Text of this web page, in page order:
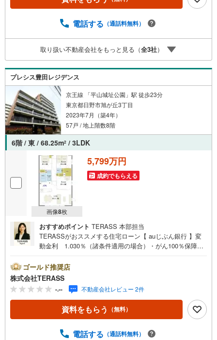
けます。10～20、30年後のリフォーム、保険やローンの見
ご提供いたします。◆FPによるライフサポート◆専属ファ
運用・相続など幅広くアドバイスいたします。ご契約前後
を問わず、安心してご利用いただけます。◆安心の環境◆
無料駐車場、キッズスペースを完備し、ご家族でのご来店
も安心です。の体制で皆様の住まい探しをサポートいたし
ます。
電話する （通話料無料）
取り扱い不動産会社をもっと見る（全3社）
プレシス豊田レジデンス
京王線 「平山城址公園」駅 徒歩23分
東京都日野市旭が丘3丁目
2023年7月（築4年）
57戸 / 地上階数8階
6階 / 東 / 68.25m2 / 3LDK
画像8枚
5,799万円
成約でもらえる
おすすめポイント TERASS 本部担当
TERASSがおススメする住宅ローン【 auじぶん銀行 】変
動金利 1.030％（諸条件適用の場合）・がん100％保障団
能！・諸費用も、物件価格の10％までは融資可能！※2026
年8月現在■特快停車駅のJR中央本線「豊田」駅まで徒歩12
分■コンビニまで徒歩1分、イオンモール多摩平の森まで徒
歩14分■全居室採光有（LDと洋室1室は2面採光）■LDが見
渡せる対面式キッチン■遮音効果の高い防音サッシ■結露を
抑え断熱性もある複層ガラス■24時間ゴミ出し可能で室内
ゴールド推奨店
株式会社TERASS
-.-- 不動産会社レビュー 2件
資料をもらう （無料）
電話する （通話料無料）